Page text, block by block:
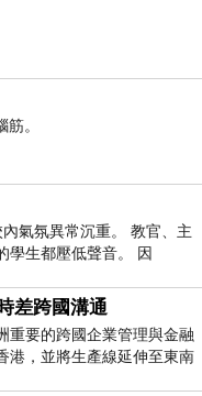
說真的，除了可
選。
或許是一路看著
翻唱ACG歌曲也
、每一首選曲都
。
氣氛異常沉重。 教官、主
學生都壓低聲音。 因
差跨國溝通
重要的跨國企業管理與金融
港，並將生產線延伸至東南